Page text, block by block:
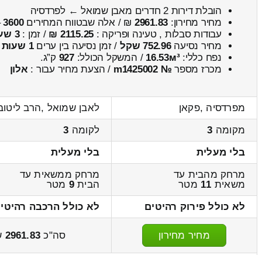
הובלת דירות 2 חדרים מאבן שמואל ← לפרדסיה
מחיר מחירון: 2961.83 ₪ / אלה שבטווח המחירים3600
עבודות סבלות , טעינה ופריקה : 2115.25 ₪ / זמן :3 שעות 41 דקות
מחיר נסיעה752.96 שקל / זמן נסיעה בין ערים1 שעות , 3 דקות
נפח כללי:16.53м³ / המשקל הכולל:927 ק”ג.
מכרז מספר № m1425002 / הצעת מחיר עבור : אלון
מפרדסיה ,פקאן
לאבן שמואל ,הרב
מקומה 3 לקומה 3
בלי מעלית
בלי מעלית
מרחק מהבית עד
משאית 11 מטר
מרחק ממשאית עד
הבית9 מטר
לא כולל פירוק רהיטים
לא כולל הרכבה
מחיר מחירון סה"כ 2961.83